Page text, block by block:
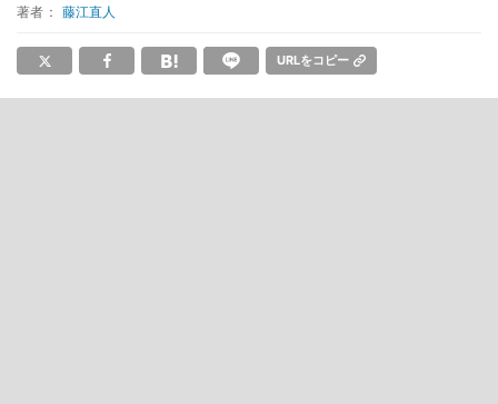
著者： 藤江直人
URLをコピー